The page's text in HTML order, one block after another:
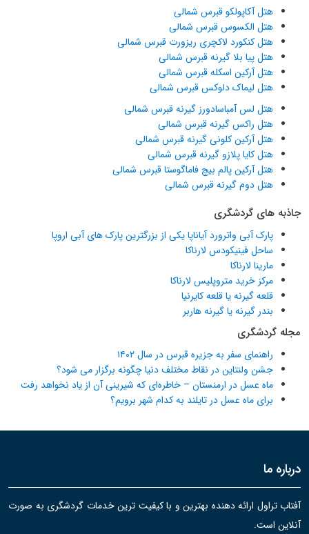
هتل آکاپولکو قبرس شمالی
هتل الکسوس قبرس شمالی
هتل کنکورد لاکچری ریزورت قبرس شمالی
هتل پیا بلا گیرنه قبرس شمالی
هتل آرکین اسکله قبرس شمالی
هتل لیماک دلوکس قبرس شمالی
هتل لس آمباسادورز گیرنه قبرس شمالی
هتل راکس گیرنه قبرس شمالی
هتل آرکین کلونی گیرنه قبرس شمالی
هتل کایا پلازو گیرنه قبرس شمالی
هتل آرکین پالم بیچ فاماگوستا قبرس شمالی
هتل دوم گیرنه قبرس شمالی
جاذبه های گردشگری
پارک آبی واترورد آیاناپا یکی از بزرگترین پارک های آبی اروپا
ساحل فینیکودس لارناکا
مارینا لارناکا
مرکز خرید متروپلیس لارناکا
قلعه گیرنه یا قلعه کایرنیا
بندر گیرنه یا گیرنه هاربر
مجله گردشگری
راهنمای سفر به جزیره قبرس در سال ۱۴۰۲
جشن ولنتاین در نقاط مختلف دنیا چگونه برگزار می شود؟
ماه عسل در ارمنستان – خاطره‌ای که شیرینی آن از یاد نخواهد رفت
برای ماه عسل در تایلند به کدام شهر برویم؟
درباره ما
آفتاب تراول ارائه دهنده بهترین و با کیفیت ترین خدمات گردشگری به صورت
آنلاین است.